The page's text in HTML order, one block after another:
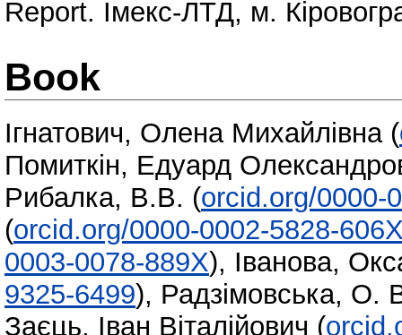
Report. Імекс-ЛТД, м.
Book
Ігнатович, Олена Михайлівна (
Помиткін, Едуард
Рибалка, В.В. (orcid.org/0000-
(orcid.org/0000-0002-5828-
0003-0078-889X), Іванова,
9325-6499), Радзімовська, О.
Заєць, Іван Віталійович (